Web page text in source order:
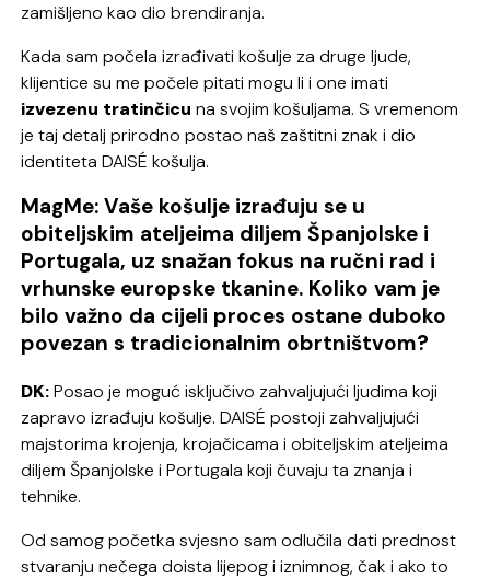
zamišljeno kao dio brendiranja.
Kada sam počela izrađivati košulje za druge ljude,
klijentice su me počele pitati mogu li i one imati
izvezenu tratinčicu na svojim košuljama. S vremenom
je taj detalj prirodno postao naš zaštitni znak i dio
identiteta DAISÉ košulja.
MagMe: Vaše košulje izrađuju se u
obiteljskim ateljeima diljem Španjolske i
Portugala, uz snažan fokus na ručni rad i
vrhunske europske tkanine. Koliko vam je
bilo važno da cijeli proces ostane duboko
povezan s tradicionalnim obrtništvom?
DK:Posao je moguć isključivo zahvaljujući ljudima koji
zapravo izrađuju košulje. DAISÉ postoji zahvaljujući
majstorima krojenja, krojačicama i obiteljskim ateljeima
diljem Španjolske i Portugala koji čuvaju ta znanja i
tehnike.
Od samog početka svjesno sam odlučila dati prednost
stvaranju nečega doista lijepog i iznimnog, čak i ako to